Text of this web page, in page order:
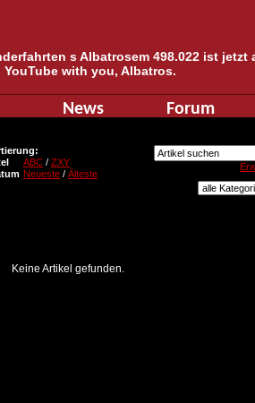
s Albatrosem 498.022 ist jetzt
with you, Albatros.
News Forum
ABC / ZXY
Neueste / Älteste
Keine Artikel gefunden.